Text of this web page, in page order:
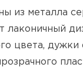
из металла
лаконичный
цвета, дужки